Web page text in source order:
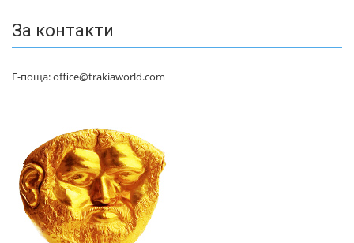
За контакти
Е-поща: office@trakiaworld.com